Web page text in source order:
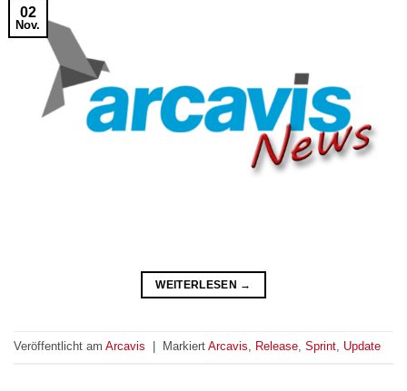
02
Nov.
WEITERLESEN →
Veröffentlicht am Arcavis Markiert Arcavis, Release, Sprint, Update